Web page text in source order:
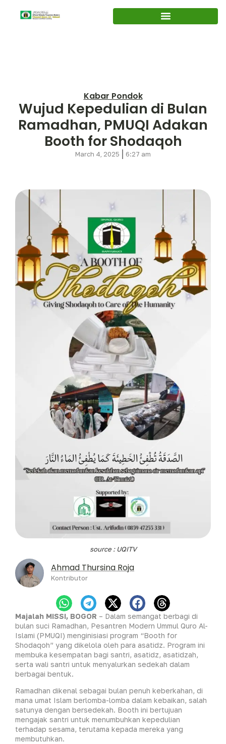
Kabar Pondok
Wujud Kepedulian di Bulan
Ramadhan, PMUQI Adakan
Booth for Shodaqoh
March 4, 2025 6:27 am
source : UQITV
Ahmad Thursina Roja
Kontributor
Majalah MISSI, BOGOR – Dalam semangat berbagi di
bulan suci Ramadhan, Pesantren Modern Ummul Quro Al-
Islami (PMUQI) menginisiasi program “Booth for
Shodaqoh” yang dikelola oleh para asatidz. Program ini
membuka kesempatan bagi santri, asatidz, asatidzah,
serta wali santri untuk menyalurkan sedekah dalam
berbagai bentuk.
Ramadhan dikenal sebagai bulan penuh keberkahan, di
mana umat Islam berlomba-lomba dalam kebaikan, salah
satunya dengan bersedekah. Booth ini bertujuan
mengajak santri untuk menumbuhkan kepedulian
terhadap sesama, terutama kepada mereka yang
membutuhkan.